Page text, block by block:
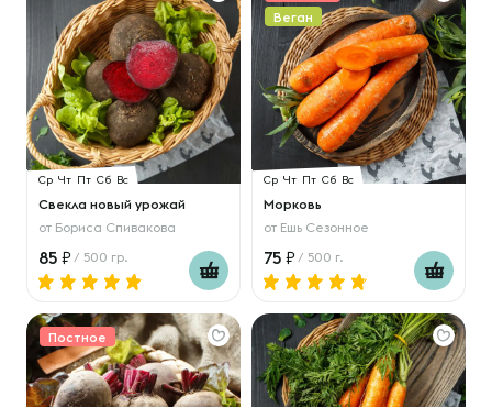
Ср Чт Пт Сб Вс
Свекла новый урожай
от Бориса Спивакова
85 / 500 гр.
Веган
Ср Чт Пт Сб Вс
Морковь
от Ешь Сезонное
75 / 500 г.
Постное